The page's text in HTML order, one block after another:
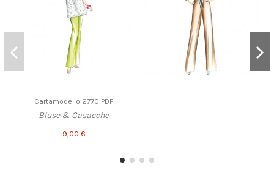
Cartamodello 2770 PDF
Bluse & Casacche
9,00 €